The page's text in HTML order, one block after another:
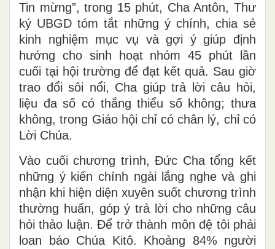
Tin mừng”, trong 15 phút, Cha Antôn, Thư
ký UBGD tóm tắt những ý chính, chia sẻ
kinh nghiệm mục vụ và gợi ý giúp định
hướng cho sinh hoạt nhóm 45 phút lần
cuối tại hội trường để đạt kết quả. Sau giờ
trao đổi sôi nổi, Cha giúp trả lời câu hỏi,
liệu đa số có thắng thiểu số không; thưa
không, trong Giáo hội chỉ có chân lý, chỉ có
Lời Chúa.
Vào cuối chương trình, Đức Cha tổng kết
những ý kiến chính ngài lắng nghe và ghi
nhận khi hiện diện xuyên suốt chương trình
thường huấn, góp ý trả lời cho những câu
hỏi thảo luận. Để trở thành môn đệ tôi phải
loan báo Chúa Kitô. Khoảng 84% người